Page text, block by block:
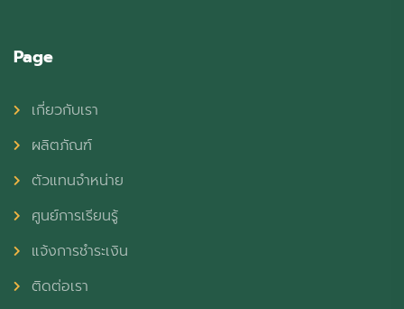
Page
เกี่ยวกับเรา
ผลิตภัณฑ์
ตัวแทนจำหน่าย
ศูนย์การเรียนรู้
แจ้งการชำระเงิน
ติดต่อเรา